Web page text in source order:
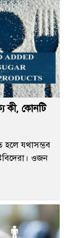
কী, কোনটি
হলে যথাসম্ভব
ওজন